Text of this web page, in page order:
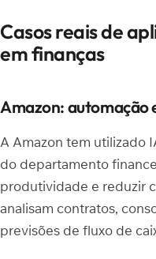
Casos reais de
em finanças
Amazon: automação
A Amazon tem utilizado
do departamento
produtividade e reduzir
analisam contratos,
previsões de fluxo de